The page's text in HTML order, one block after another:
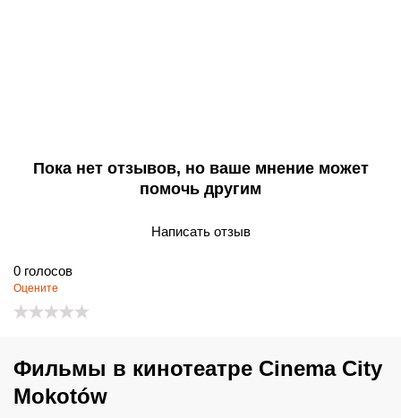
Пока нет отзывов, но ваше мнение может
помочь другим
Написать отзыв
0 голосов
Оцените
Фильмы в кинотеатре Cinema City
Mokotów